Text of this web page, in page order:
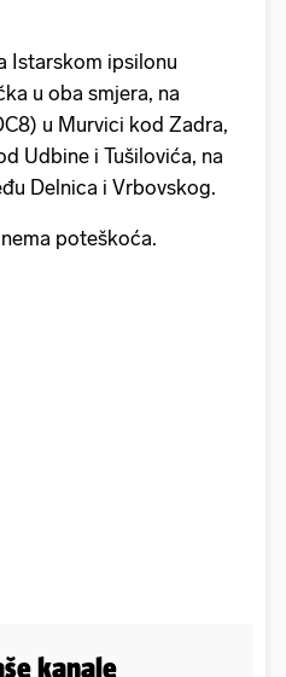
Istarskom ipsilonu
u oba smjera, na
u Murvici kod Zadra,
Udbine i Tušilovića, na
Delnica i Vrbovskog.
poteškoća.
kanale